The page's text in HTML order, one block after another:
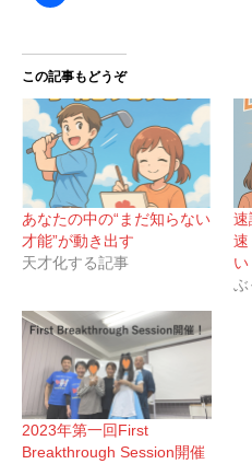
この記事もどうぞ
あなたの中の“まだ知らない
才能”が動き出す
天才化する記事
速
速
ぶ
2023年第一回First
Breakthrough Session開催